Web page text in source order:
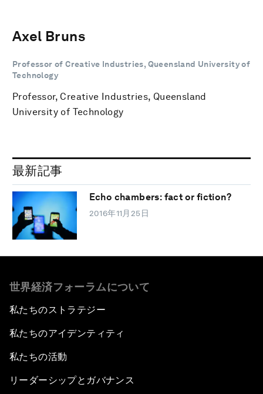
Axel Bruns
Professor of Creative Industries, Queensland University of
Technology
Professor, Creative Industries, Queensland
University of Technology
最新記事
Echo chambers: fact or fiction?
2016年11月25日
世界経済フォーラムについて
私たちのストラテジー
私たちのアイデンティティ
私たちの活動
リーダーシップとガバナンス